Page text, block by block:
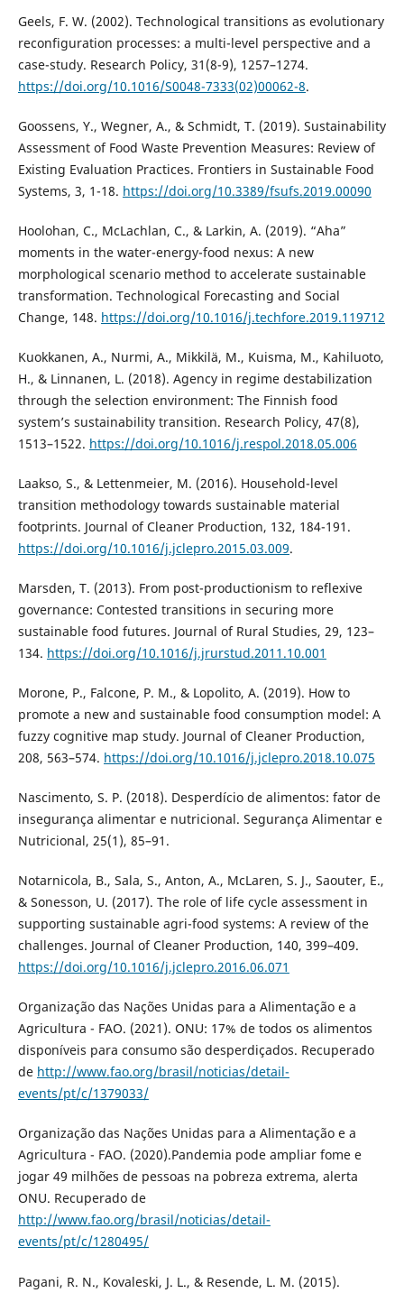
Geels, F. W. (2002). Technological transitions as evolutionary
reconfiguration processes: a multi-level perspective and a
case-study. Research Policy, 31(8-9), 1257–1274.
https://doi.org/10.1016/S0048-7333(02)00062-8.
Goossens, Y., Wegner, A., & Schmidt, T. (2019). Sustainability
Assessment of Food Waste Prevention Measures: Review of
Existing Evaluation Practices. Frontiers in Sustainable Food
Systems, 3, 1-18. https://doi.org/10.3389/fsufs.2019.00090
Hoolohan, C., McLachlan, C., & Larkin, A. (2019). “Aha”
moments in the water-energy-food nexus: A new
morphological scenario method to accelerate sustainable
transformation. Technological Forecasting and Social
Change, 148. https://doi.org/10.1016/j.techfore.2019.119712
Kuokkanen, A., Nurmi, A., Mikkilä, M., Kuisma, M., Kahiluoto,
H., & Linnanen, L. (2018). Agency in regime destabilization
through the selection environment: The Finnish food
system’s sustainability transition. Research Policy, 47(8),
1513–1522. https://doi.org/10.1016/j.respol.2018.05.006
Laakso, S., & Lettenmeier, M. (2016). Household-level
transition methodology towards sustainable material
footprints. Journal of Cleaner Production, 132, 184-191.
https://doi.org/10.1016/j.jclepro.2015.03.009.
Marsden, T. (2013). From post-productionism to reflexive
governance: Contested transitions in securing more
sustainable food futures. Journal of Rural Studies, 29, 123–
134. https://doi.org/10.1016/j.jrurstud.2011.10.001
Morone, P., Falcone, P. M., & Lopolito, A. (2019). How to
promote a new and sustainable food consumption model: A
fuzzy cognitive map study. Journal of Cleaner Production,
208, 563–574. https://doi.org/10.1016/j.jclepro.2018.10.075
Nascimento, S. P. (2018). Desperdício de alimentos: fator de
insegurança alimentar e nutricional. Segurança Alimentar e
Nutricional, 25(1), 85–91.
Notarnicola, B., Sala, S., Anton, A., McLaren, S. J., Saouter, E.,
& Sonesson, U. (2017). The role of life cycle assessment in
supporting sustainable agri-food systems: A review of the
challenges. Journal of Cleaner Production, 140, 399–409.
https://doi.org/10.1016/j.jclepro.2016.06.071
Organização das Nações Unidas para a Alimentação e a
Agricultura - FAO. (2021). ONU: 17% de todos os alimentos
disponíveis para consumo são desperdiçados. Recuperado
de http://www.fao.org/brasil/noticias/detail-
events/pt/c/1379033/
Organização das Nações Unidas para a Alimentação e a
Agricultura - FAO. (2020).Pandemia pode ampliar fome e
jogar 49 milhões de pessoas na pobreza extrema, alerta
ONU. Recuperado de
http://www.fao.org/brasil/noticias/detail-
events/pt/c/1280495/
Pagani, R. N., Kovaleski, J. L., & Resende, L. M. (2015).